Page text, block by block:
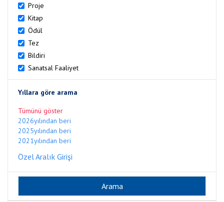
Proje
Kitap
Ödül
Tez
Bildiri
Sanatsal Faaliyet
Yıllara göre arama
Tümünü göster
2026yılından beri
2025yılından beri
2021yılından beri
Özel Aralık Girişi